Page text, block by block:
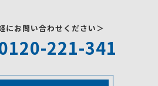
にお問い合わせください＞
221-341